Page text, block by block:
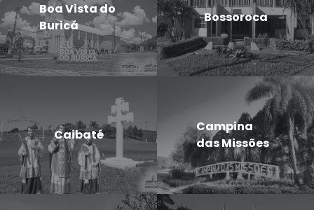
Boa Vista do
Buricá
Bossoroca
Caibaté
Campina
das Missões